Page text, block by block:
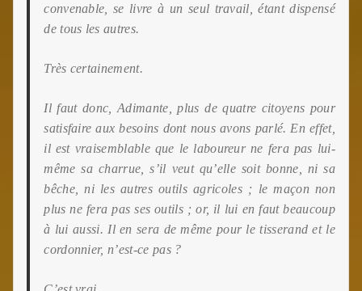
convenable, se livre à un seul travail, étant dispensé
de tous les autres.
Très certainement.
Il faut donc, Adimante, plus de quatre citoyens pour
satisfaire aux besoins dont nous avons parlé. En effet,
il est vraisemblable que le laboureur ne fera pas lui-
même sa charrue, s’il veut qu’elle soit bonne, ni sa
bêche,ni les autres outils agricoles ; le maçon non
plus ne fera pas ses outils ; or, il lui en faut beaucoup
à lui aussi. Il en sera de même pour le tisserand et le
cordonnier, n’est-ce pas ?